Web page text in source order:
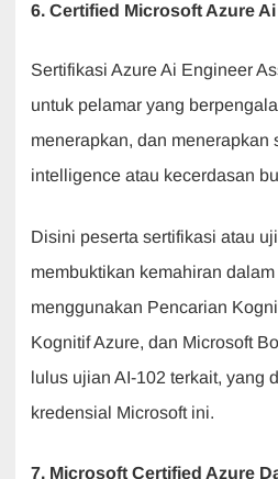
6. Certified Microsoft Azure
Sertifikasi Azure Ai Engineer
untuk pelamar yang
menerapkan, dan menerapkan
intelligence atau kecerdasan
Disini peserta sertifikasi atau
membuktikan kemahiran
menggunakan Pencarian
Kognitif Azure, dan Microsoft
lulus ujian AI-102 terkait, yang
kredensial Microsoft ini.
7. Microsoft Certified Azure